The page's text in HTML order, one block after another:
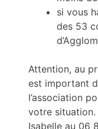
si vous
des 53
Attention, au
est important
l’association
votre
Isabelle au 06